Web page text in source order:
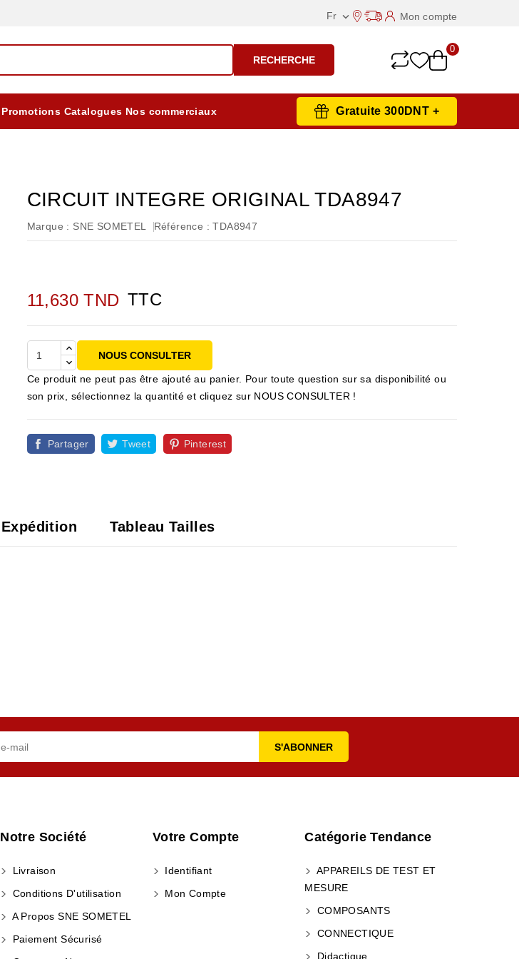
Fr  Mon compte
RECHERCHE
0
Promotions Catalogues Nos commerciaux Gratuite 300DNT +
CIRCUIT INTEGRE ORIGINAL TDA8947
Marque : SNE SOMETEL Référence : TDA8947
11,630 TND TTC
NOUS CONSULTER
Ce produit ne peut pas être ajouté au panier. Pour toute question sur sa disponibilité ou
son prix, sélectionnez la quantité et cliquez sur NOUS CONSULTER !
Partager Tweet Pinterest
Expédition Tableau Tailles
Notre Société
Livraison
Conditions D'utilisation
A Propos SNE SOMETEL
Paiement Sécurisé
Votre Compte
Identifiant
Mon Compte
Catégorie Tendance
APPAREILS DE TEST ET
MESURE
COMPOSANTS
CONNECTIQUE
Didactique